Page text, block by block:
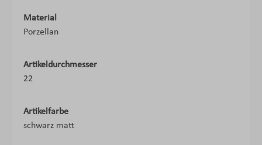
Material
Porzellan
Artikeldurchmesser
22
Artikelfarbe
schwarz matt